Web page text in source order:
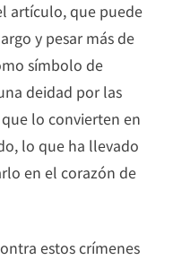
artículo, que puede
y pesar más de
símbolo de
deidad por las
lo convierten en
lo que ha llevado
en el corazón de
estos crímenes